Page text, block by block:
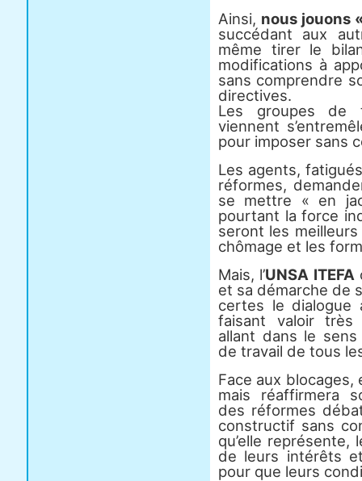
Ainsi, nous jouons
succédant aux
même tirer le
modifications à
sans comprendre
directives.
Les groupes de
viennent
pour imposer sans
Les agents,
réformes,
se mettre « en
pourtant la force
seront les
chômage et les
Mais, l’UNSA ITEFA
et sa démarche de
certes le dialogue
faisant valoir très
allant dans le sens
de travail de tous
Face aux
mais réaffirmera
des réformes
constructif sans
qu’elle
de leurs intérêts
pour que leurs